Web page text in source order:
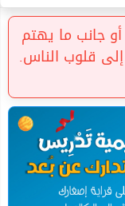
جانب ما يهتم
إلى قلوب الناس.